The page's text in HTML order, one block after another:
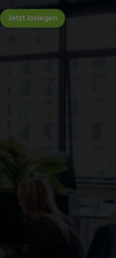
Jetzt loslegen